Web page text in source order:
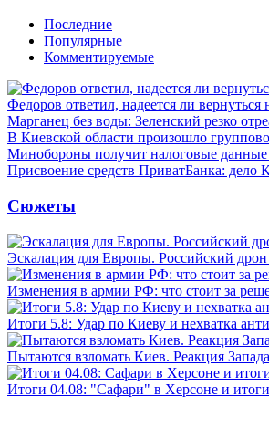
Последние
Популярные
Комментируемые
Федоров ответил, надеется ли
Марганец без воды: Зеленский резко
В Киевской области произошло
Минобороны получит налоговые
Присвоение средств ПриватБанка: дело
Сюжеты
Эскалация для Европы. Российский
Изменения в армии РФ: что стоит за
Итоги 5.8: Удар по Киеву и нехватка
Пытаются взломать Киев. Реакция
Итоги 04.08: "Сафари" в Херсоне и